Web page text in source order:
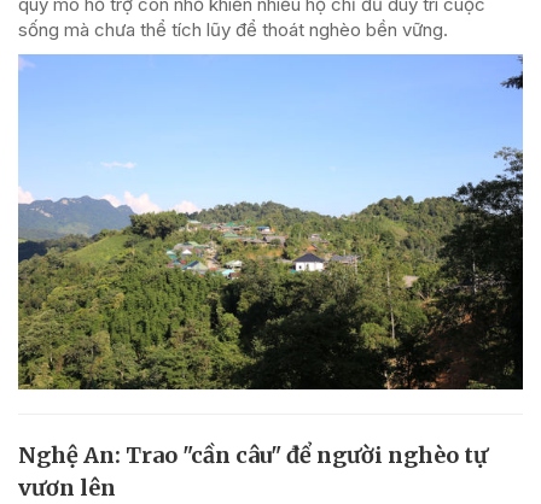
sống mà chưa thể tích lũy để thoát nghèo bền vững.
Nghệ An: Trao "cần câu" để người nghèo tự
vươn lên